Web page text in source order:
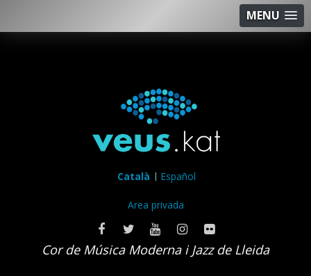
MENU
Català Español
Area privada
Cor de Música Moderna i Jazz de Lleida